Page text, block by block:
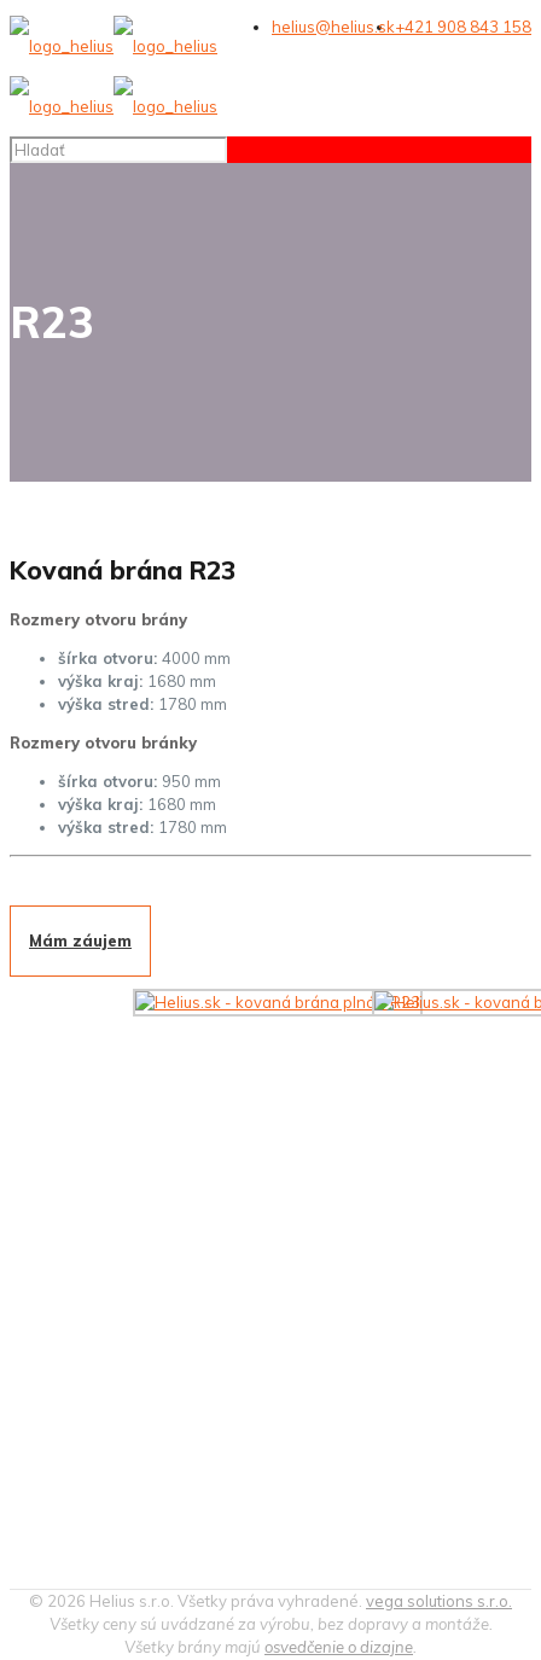
+421 908 843 158
helius@helius.sk
R23
Kovaná brána R23
Rozmery otvoru brány
šírka otvoru: 4000 mm
výška kraj: 1680 mm
výška stred: 1780 mm
Rozmery otvoru bránky
šírka otvoru: 950 mm
výška kraj: 1680 mm
výška stred: 1780 mm
Mám záujem
© 2026 Helius s.r.o. Všetky práva vyhradené. vega solutions s.r.o.
Všetky ceny sú uvádzané za výrobu, bez dopravy a montáže.
Všetky brány majú osvedčenie o dizajne